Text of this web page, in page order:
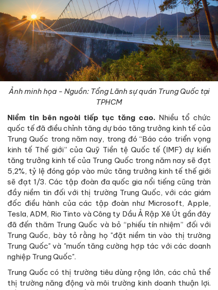
Ảnh minh họa - Nguồn: Tổng Lãnh sự quán Trung Quốc tại
TPHCM
Niềm tin bên ngoài tiếp tục tăng cao. Nhiều tổ chức
quốc tế đã điều chỉnh tăng dự báo tăng trưởng kinh tế của
Trung Quốc trong năm nay, trong đó “Báo cáo triển vọng
kinh tế Thế giới” của Quỹ Tiền tệ Quốc tế (IMF) dự kiến
tăng trưởng kinh tế của Trung Quốc trong năm nay sẽ đạt
5,2%, tỷ lệ đóng góp vào mức tăng trưởng kinh tế thế giới
sẽ đạt 1/3. Các tập đoàn đa quốc gia nổi tiếng cũng tràn
đầy niềm tin đối với thị trường Trung Quốc, với các giám
đốc điều hành của các tập đoàn như Microsoft, Apple,
Tesla, ADM, Rio Tinto và Công ty Dầu Ả Rập Xê Út gần đây
đã đến thăm Trung Quốc và bỏ “phiếu tín nhiệm” đối với
Trung Quốc, bày tỏ rằng họ "đặt niềm tin vào thị trường
Trung Quốc" và "muốn tăng cường hợp tác với các doanh
nghiệp Trung Quốc".
Trung Quốc có thị trường tiêu dùng rộng lớn, các chủ thể
thị trường năng động và môi trường kinh doanh thuận lợi.